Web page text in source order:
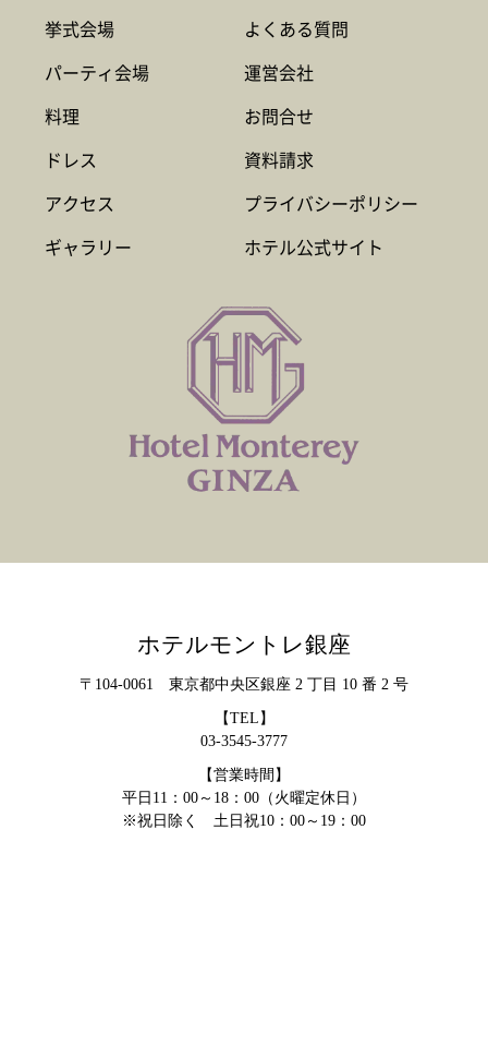
挙式会場
パーティ会場
料理
ドレス
アクセス
ギャラリー
よくある質問
運営会社
お問合せ
資料請求
プライバシーポリシー
ホテル公式サイト
ホテルモントレ銀座
〒104-0061 東京都中央区銀座 2 丁目 10 番 2 号
【TEL】
03-3545-3777
【営業時間】
平日11：00～18：00（火曜定休日）
※祝日除く 土日祝10：00～19：00